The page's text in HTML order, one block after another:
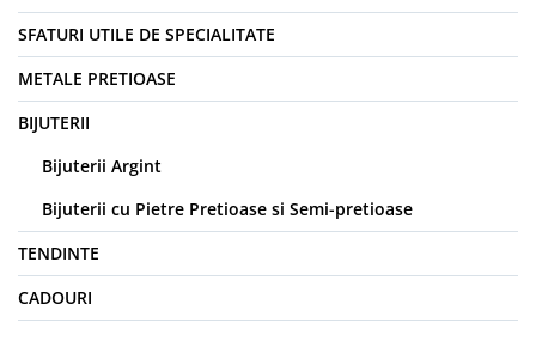
SFATURI UTILE DE SPECIALITATE
METALE PRETIOASE
BIJUTERII
Bijuterii Argint
Bijuterii cu Pietre Pretioase si Semi-pretioase
TENDINTE
CADOURI